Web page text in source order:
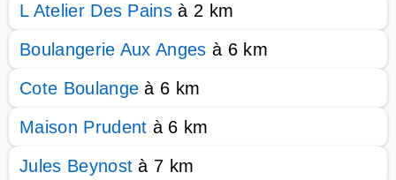
L Atelier Des Pains à 2 km
Boulangerie Aux Anges à 6 km
Cote Boulange à 6 km
Maison Prudent à 6 km
Jules Beynost à 7 km